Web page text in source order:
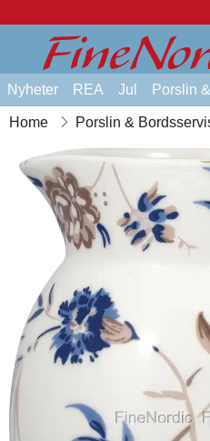
Nyheter REA Jul Porslin
Home Porslin &